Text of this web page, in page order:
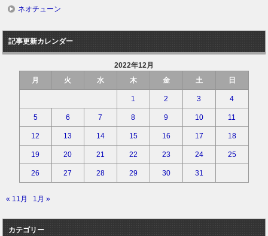
ネオチューン
記事更新カレンダー
2022年12月
月
火 水 木 金 土 日
1 2 3 4
5 6 7 8 9 10 11
12 13 14 15 16 17 18
19 20 21 22 23 24 25
26 27 28 29 30 31
« 11月 1月 »
カテゴリー